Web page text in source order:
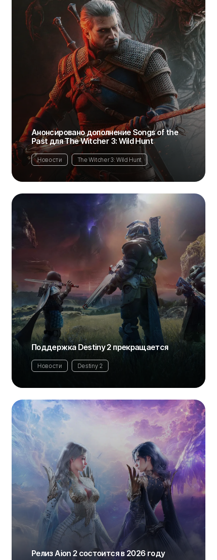
Анонсировано дополнение Songs of the
Past для The Witcher 3: Wild Hunt
Новости The Witcher 3: Wild Hunt
Поддержка Destiny 2 прекращается
Новости Destiny 2
Релиз Aion 2 состоится в 2026 году